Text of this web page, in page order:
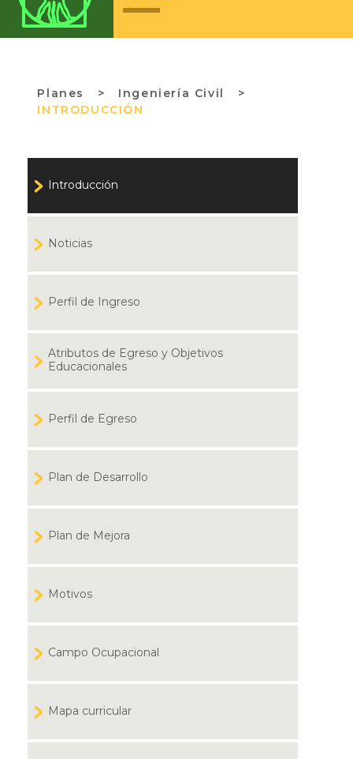
Planes > Ingeniería Civil >
INTRODUCCIÓN
Introducción
Noticias
Perfil de Ingreso
Atributos de Egreso y Objetivos
Educacionales
Perfil de Egreso
Plan de Desarrollo
Plan de Mejora
Motivos
Campo Ocupacional
Mapa curricular